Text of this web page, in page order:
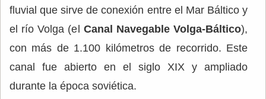
fluvial que sirve de conexión entre el Mar Báltico y
el río Volga (el Canal Navegable Volga-Báltico),
con más de 1.100 kilómetros de recorrido. Este
canal fue abierto en el siglo XIX y ampliado
durante la época soviética.